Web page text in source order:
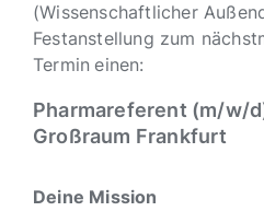
(Wissenschaftlicher
Festanstellung zum
Termin einen:
Pharmareferent (m/w/
Großraum Frankfurt
Deine Mission